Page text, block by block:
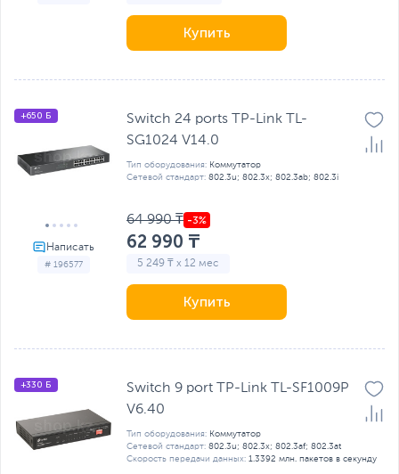
Купить
# 196577
+650 Б
Switch 24 ports TP-Link TL-
SG1024 V14.0
Тип оборудования: Коммутатор
Сетевой стандарт: 802.3u; 802.3x; 802.3ab; 802.3i
64 990 ₸
62 990 ₸
5 249 ₸ x 12 мес
Купить
+330 Б
Switch 9 port TP-Link TL-SF1009P
V6.40
Тип оборудования: Коммутатор
Сетевой стандарт: 802.3u; 802.3x; 802.3af; 802.3at
Скорость передачи данных: 1.3392 млн. пакетов в секунду